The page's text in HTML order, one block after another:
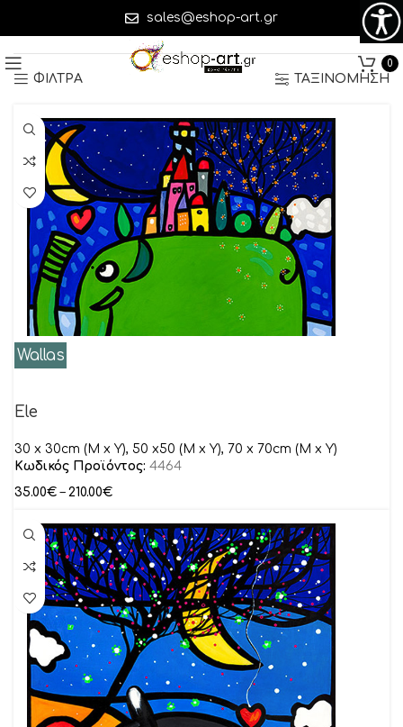
sales@eshop-art.gr
0
Προβάλλονται όλα - 6 αποτελέσματα
ΦΙΛΤΡΑ ΤΑΞΙΝΟΜΗΣΗ
Wallas
Ele
30 x 30cm (M x Y), 50 x50 (M x Y), 70 x 70cm (M x Y)
Κωδικός Προϊόντος: 4464
35.00€ – 210.00€